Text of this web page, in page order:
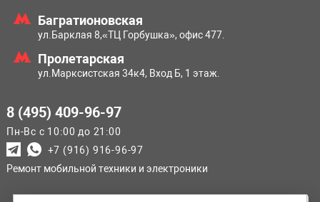
Багратионовская
ул.Барклая 8,«ТЦ Горбушка», офис 477.
Пролетарская
ул.Марксистская 34к4, Вход Б, 1 этаж.
8 (495) 409-96-97
Пн-Вс с 10:00 до 21:00
+7 (916) 916-96-97
Ремонт мобильной техники и электроники